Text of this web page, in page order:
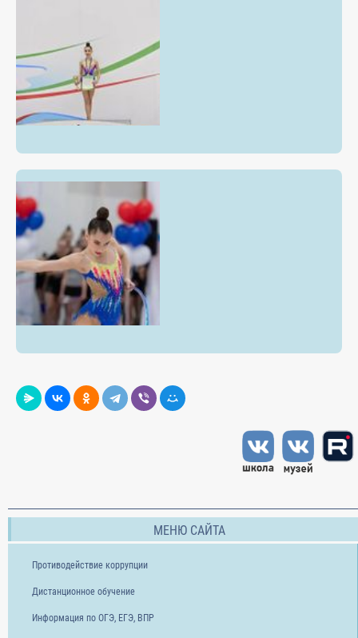
МЕНЮ САЙТА
Противодействие коррупции
Дистанционное обучение
Информация по ОГЭ, ЕГЭ, ВПР